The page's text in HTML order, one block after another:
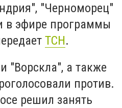
"Черноморец"
в эфире программы
ТСН.
"Ворскла", а также
против.
решил занять